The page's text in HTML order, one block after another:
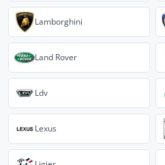
Lamborghini
Land Rover
Ldv
Lexus